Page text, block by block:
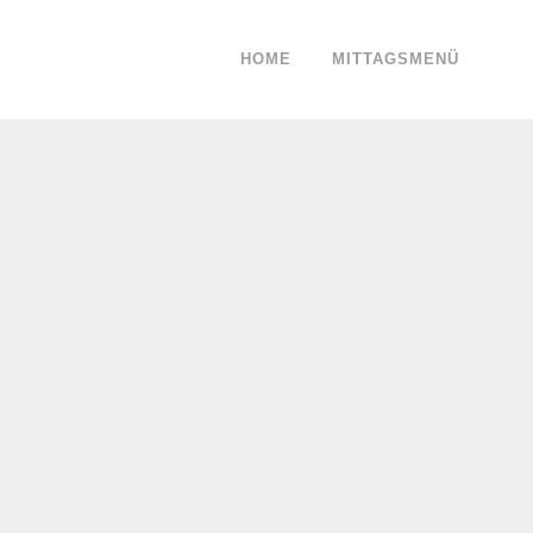
HOME MITTAGSMENÜ